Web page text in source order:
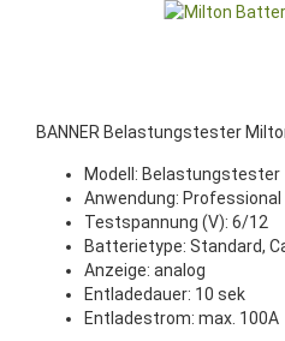
BANNER Belastungstester
Modell: Belastungstester
Anwendung: Professional
Testspannung (V): 6/12
Batterietype: Standard,
Anzeige: analog
Entladedauer: 10 sek
Entladestrom: max. 100A